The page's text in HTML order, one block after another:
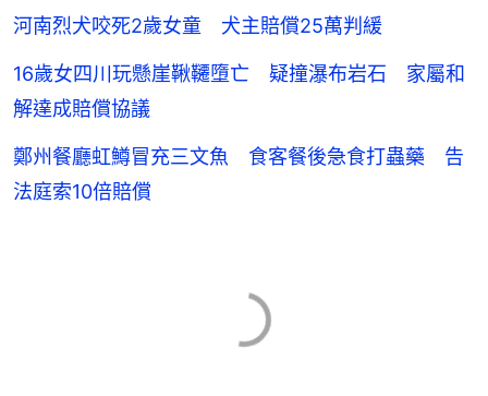
河南烈犬咬死2歲女童 犬主賠償25萬判緩
16歲女四川玩懸崖鞦韆墮亡 疑撞瀑布岩石 家屬和
解達成賠償協議
鄭州餐廳虹鱒冒充三文魚 食客餐後急食打蟲藥 告
法庭索10倍賠償